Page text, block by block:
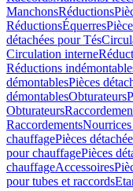
ManchonsRéductions
RéductionsÉquerres
détachées pour Tés
Circulation interne
Réductions
démontablesPièces
démontablesObturateurs
Obturateurs
Raccordements
chauffagePièces
pour chauffagePièces
chauffageAccessoires
pour tubes et raccords